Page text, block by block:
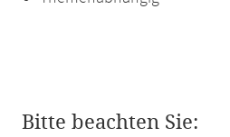
Bitte beachten Sie: